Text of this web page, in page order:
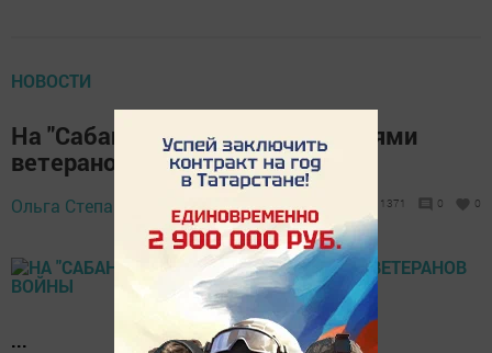
НОВОСТИ
На "Сабантуе" наградили медалями
ветеранов войны
Ольга Степанова, 23 июня 2018 - 15:39 1371 0 0
...